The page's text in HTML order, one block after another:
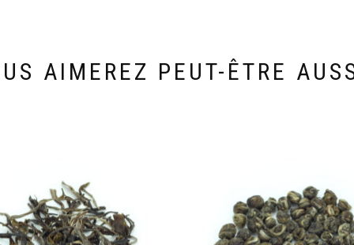
AIMEREZ PEUT-ÊTRE